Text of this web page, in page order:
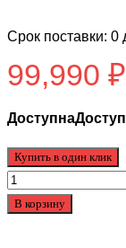
Срок поставки: 0
99,990 ₽
Купить в один клик
Количество
товара
В корзину